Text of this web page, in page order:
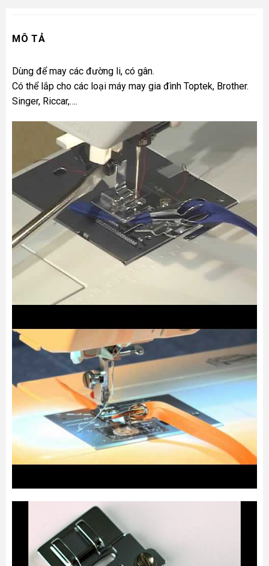
MÔ TẢ
Dùng để may các đường li, có gân.
Có thể lắp cho các loại máy may gia đìnhToptek, Brother.
Singer, Riccar,….